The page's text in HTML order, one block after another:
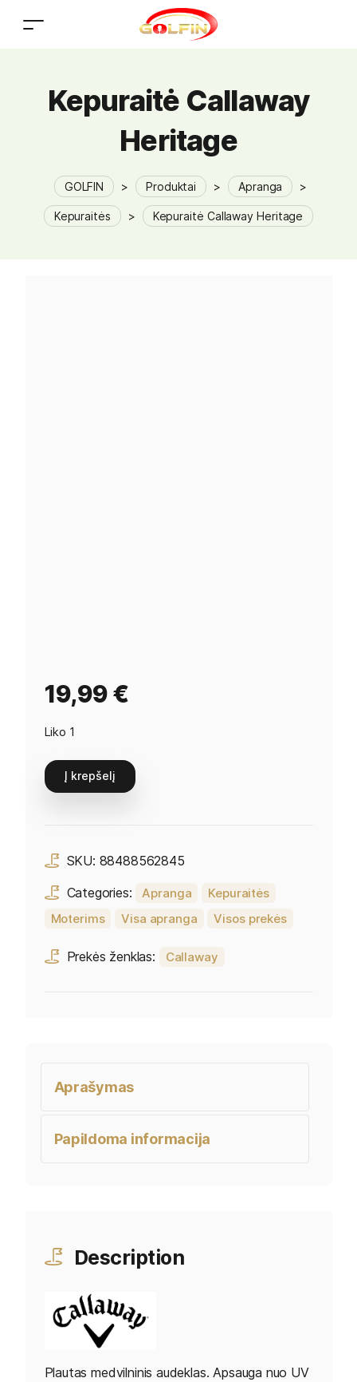
Kepuraitė Callaway
Heritage
GOLFIN > Produktai > Apranga >
Kepuraitės > Kepuraitė Callaway Heritage
19,99€
Liko 1
Į krepšelį
SKU: 88488562845
Categories:
Apranga
Kepuraitės
Moterims
Visa apranga Visos prekės
Prekės ženklas: Callaway
Aprašymas
Papildoma informacija
Description
Plautas medvilninis audeklas. Apsauga nuo UV